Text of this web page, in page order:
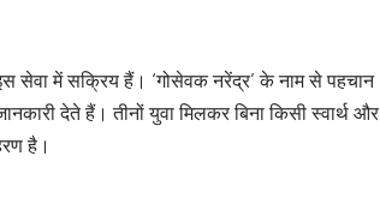
सेवा में सक्रिय हैं। ‘गोसेवक नरेंद्र’ के नाम से पहचान
देते हैं। तीनों युवा मिलकर बिना किसी स्वार्थ और
है।